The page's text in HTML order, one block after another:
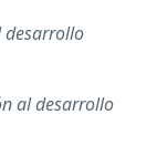
desarrollo
al desarrollo